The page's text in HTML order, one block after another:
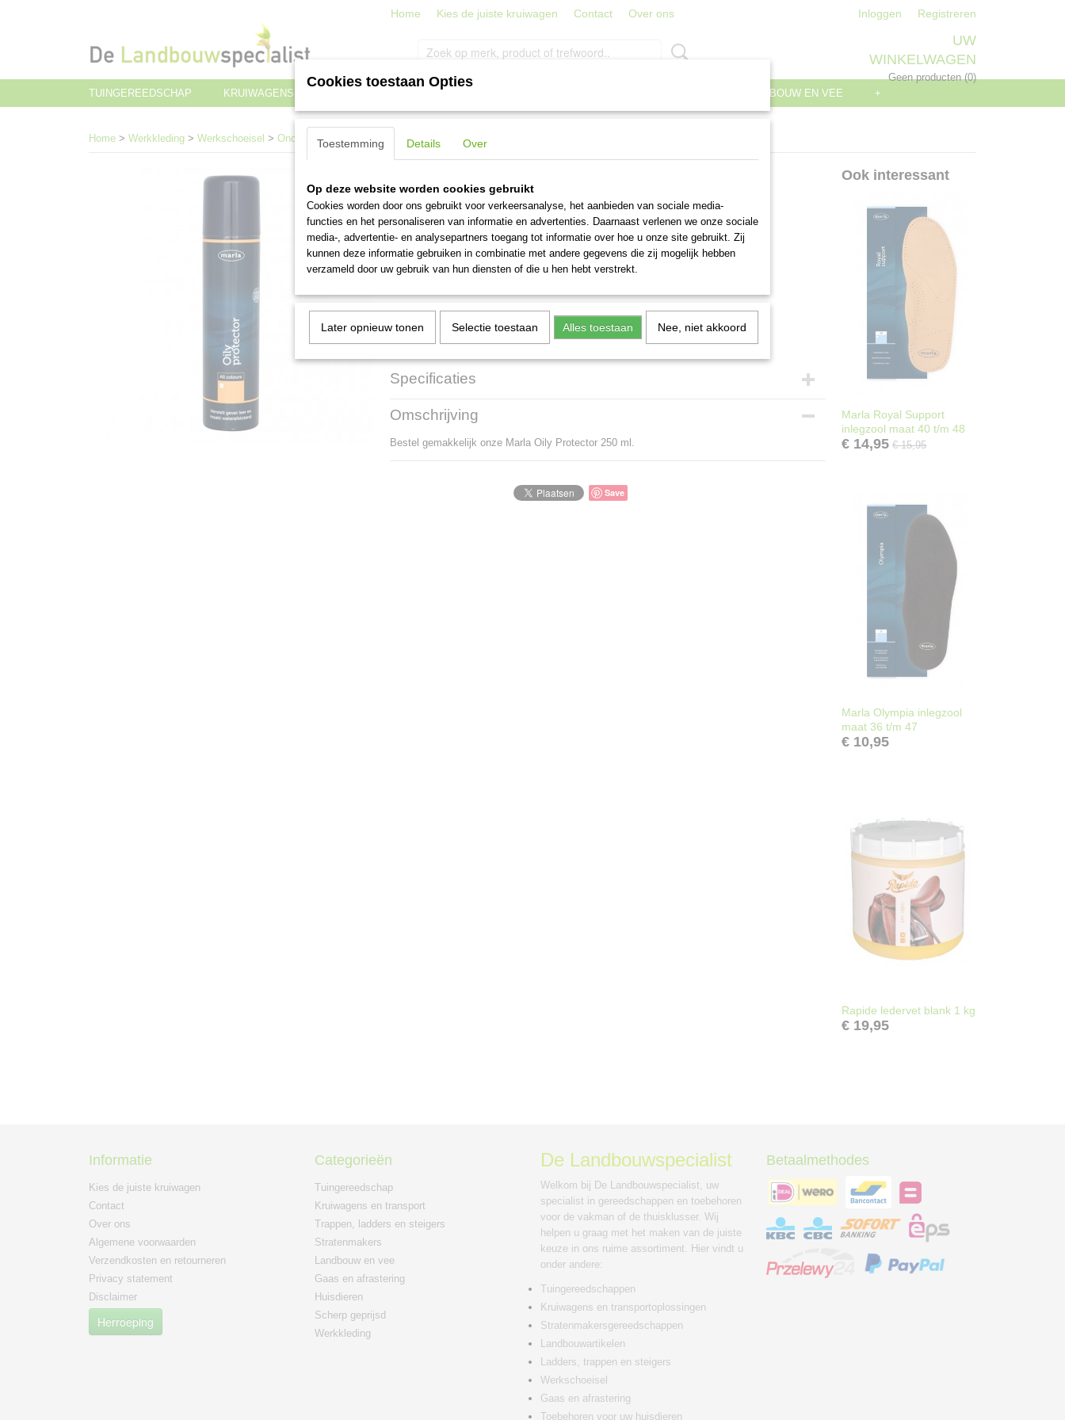
Home Kies de juiste kruiwagen Contact Over ons Inloggen Registreren
UW
WINKELWAGEN
Geen producten(0)
TUINGEREEDSCHAP
KRUIWAGENS EN TRANSPORT TRAPPEN, LADDERS EN STEIGERS LANDBOUW EN VEE +
Home > Werkkleding > Werkschoeisel > Onderhoud en toebehoren >Marla Oily Protector 250 ml
Marla Oily Protector 250 ml
€ 12,25 (inclusief btw 21%)
Aantal
IN WINKELWAGEN
Specificaties
Productcode
EAN code
Omschrijving
Bestel gemakkelijk onze Marla Oily Protector 250 ml.
Save
Ook interessant
Marla Royal Support
inlegzool maat 40 t/m 48
€ 14,95 € 15,95
Marla Olympia inlegzool
maat 36 t/m 47
€ 10,95
Rapide ledervet blank 1 kg
€ 19,95
Informatie
Kies de juiste kruiwagen
Contact
Over ons
Algemene voorwaarden
Verzendkosten en retourneren
Privacy statement
Disclaimer
Herroeping
Categorieën
Tuingereedschap
Kruiwagens en transport
Trappen, ladders en steigers
Stratenmakers
Landbouw en vee
Gaas en afrastering
Huisdieren
Scherp geprijsd
Werkkleding
De Landbouwspecialist
Welkom bij De Landbouwspecialist, uw
specialist in gereedschappen en toebehoren
voor de vakman of de thuisklusser. Wij
helpen u graag met het maken van de juiste
keuze in ons ruime assortiment. Hier vindt u
onder andere:
Tuingereedschappen
Kruiwagens en transportoplossingen
Stratenmakersgereedschappen
Landbouwartikelen
Ladders, trappen en steigers
Werkschoeisel
Gaas en afrastering
Toebehoren voor uw huisdieren
Betaalmethodes
Cookies toestaan Opties
Toestemming Details Over
Op deze website worden cookies gebruikt
Cookies worden door ons gebruikt voor verkeersanalyse, het aanbieden van sociale media-
functies en het personaliseren van informatie en advertenties. Daarnaast verlenen we onze sociale
media-, advertentie- en analysepartners toegang tot informatie over hoe u onze site gebruikt. Zij
kunnen deze informatie gebruiken in combinatie met andere gegevens die zij mogelijk hebben
verzameld door uw gebruik van hun diensten of die u hen hebt verstrekt.
Later opnieuw tonen Selectie toestaan Alles toestaan Nee, niet akkoord